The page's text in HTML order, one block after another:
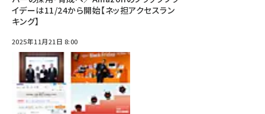
イデーは11/24から開始【ネッ担アクセスラン
キング】
2025年11月21日 8:00